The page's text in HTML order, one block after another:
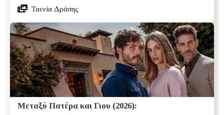
Ταινία Δράσης
Μεταξύ Πατέρα και Γιου (2026):